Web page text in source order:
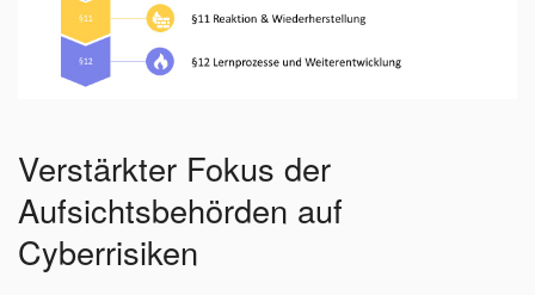
Verstärkter Fokus der
Aufsichtsbehörden auf
Cyberrisiken